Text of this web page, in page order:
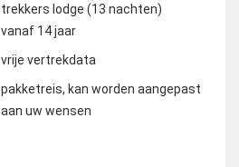
trekkers lodge (13 nachten)
vanaf 14 jaar
vrije vertrekdata
pakketreis, kan worden aangepast
aan uw wensen